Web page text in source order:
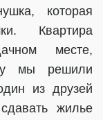
которая
Квартира
месте,
мы решили
из друзей
жилье